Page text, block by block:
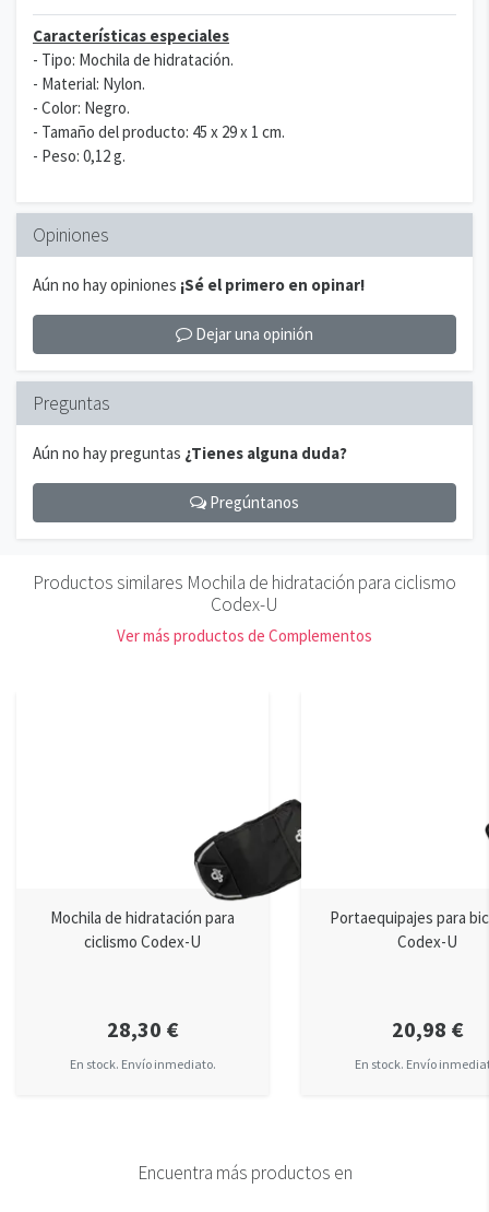
Características especiales
- Tipo: Mochila de hidratación.
- Material: Nylon.
- Color: Negro.
- Tamaño del producto: 45 x 29 x 1 cm.
- Peso: 0,12 g.
Opiniones
Aún no hay opiniones ¡Sé el primero en opinar!
Dejar una opinión
Preguntas
Aún no hay preguntas ¿Tienes alguna duda?
Pregúntanos
Productos similares Mochila de hidratación para ciclismo
Codex-U
Ver más productos de Complementos
Mochila de hidratación para
ciclismo Codex-U
28,30 €
En stock. Envío inmediato.
Portaequipajes para
Codex-U
20,98 €
En stock. Envío
Encuentra más productos en